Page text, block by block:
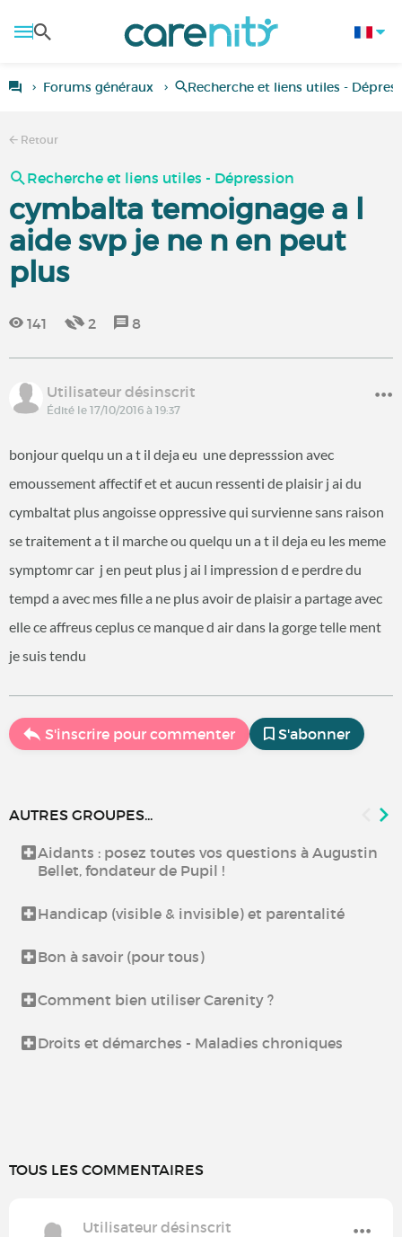
Forums généraux Recherche et liens utiles -
Retour
Recherche et liens utiles - Dépression
cymbalta temoignage a l
aide svp je ne n en peut
plus
141 2 8
Utilisateur désinscrit
Édité le 17/10/2016 à 19:37
bonjour quelqu un a t il deja eu une depresssion avec
emoussement affectif et et aucun ressenti de plaisir j ai du
cymbaltat plus angoisse oppressive qui survienne sans raison
se traitement a t il marche ou quelqu un a t il deja eu les meme
symptomr car j en peut plus j ai l impression d e perdre du
tempd a avec mes fille a ne plus avoir de plaisir a partage avec
elle ce affreus ceplus ce manque d air dans la gorge telle ment
je suis tendu
S'inscrire pour commenter S'abonner
AUTRES GROUPES...
Aidants : posez toutes vos questions à Augustin
Bellet, fondateur de Pupil !
Handicap (visible & invisible) et parentalité
Bon à savoir (pour tous)
Comment bien utiliser Carenity ?
Droits et démarches - Maladies chroniques
TOUS LES COMMENTAIRES
Utilisateur désinscrit